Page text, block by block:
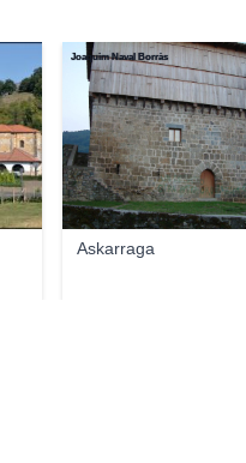
Askarraga
Joaquim Naval Borràs